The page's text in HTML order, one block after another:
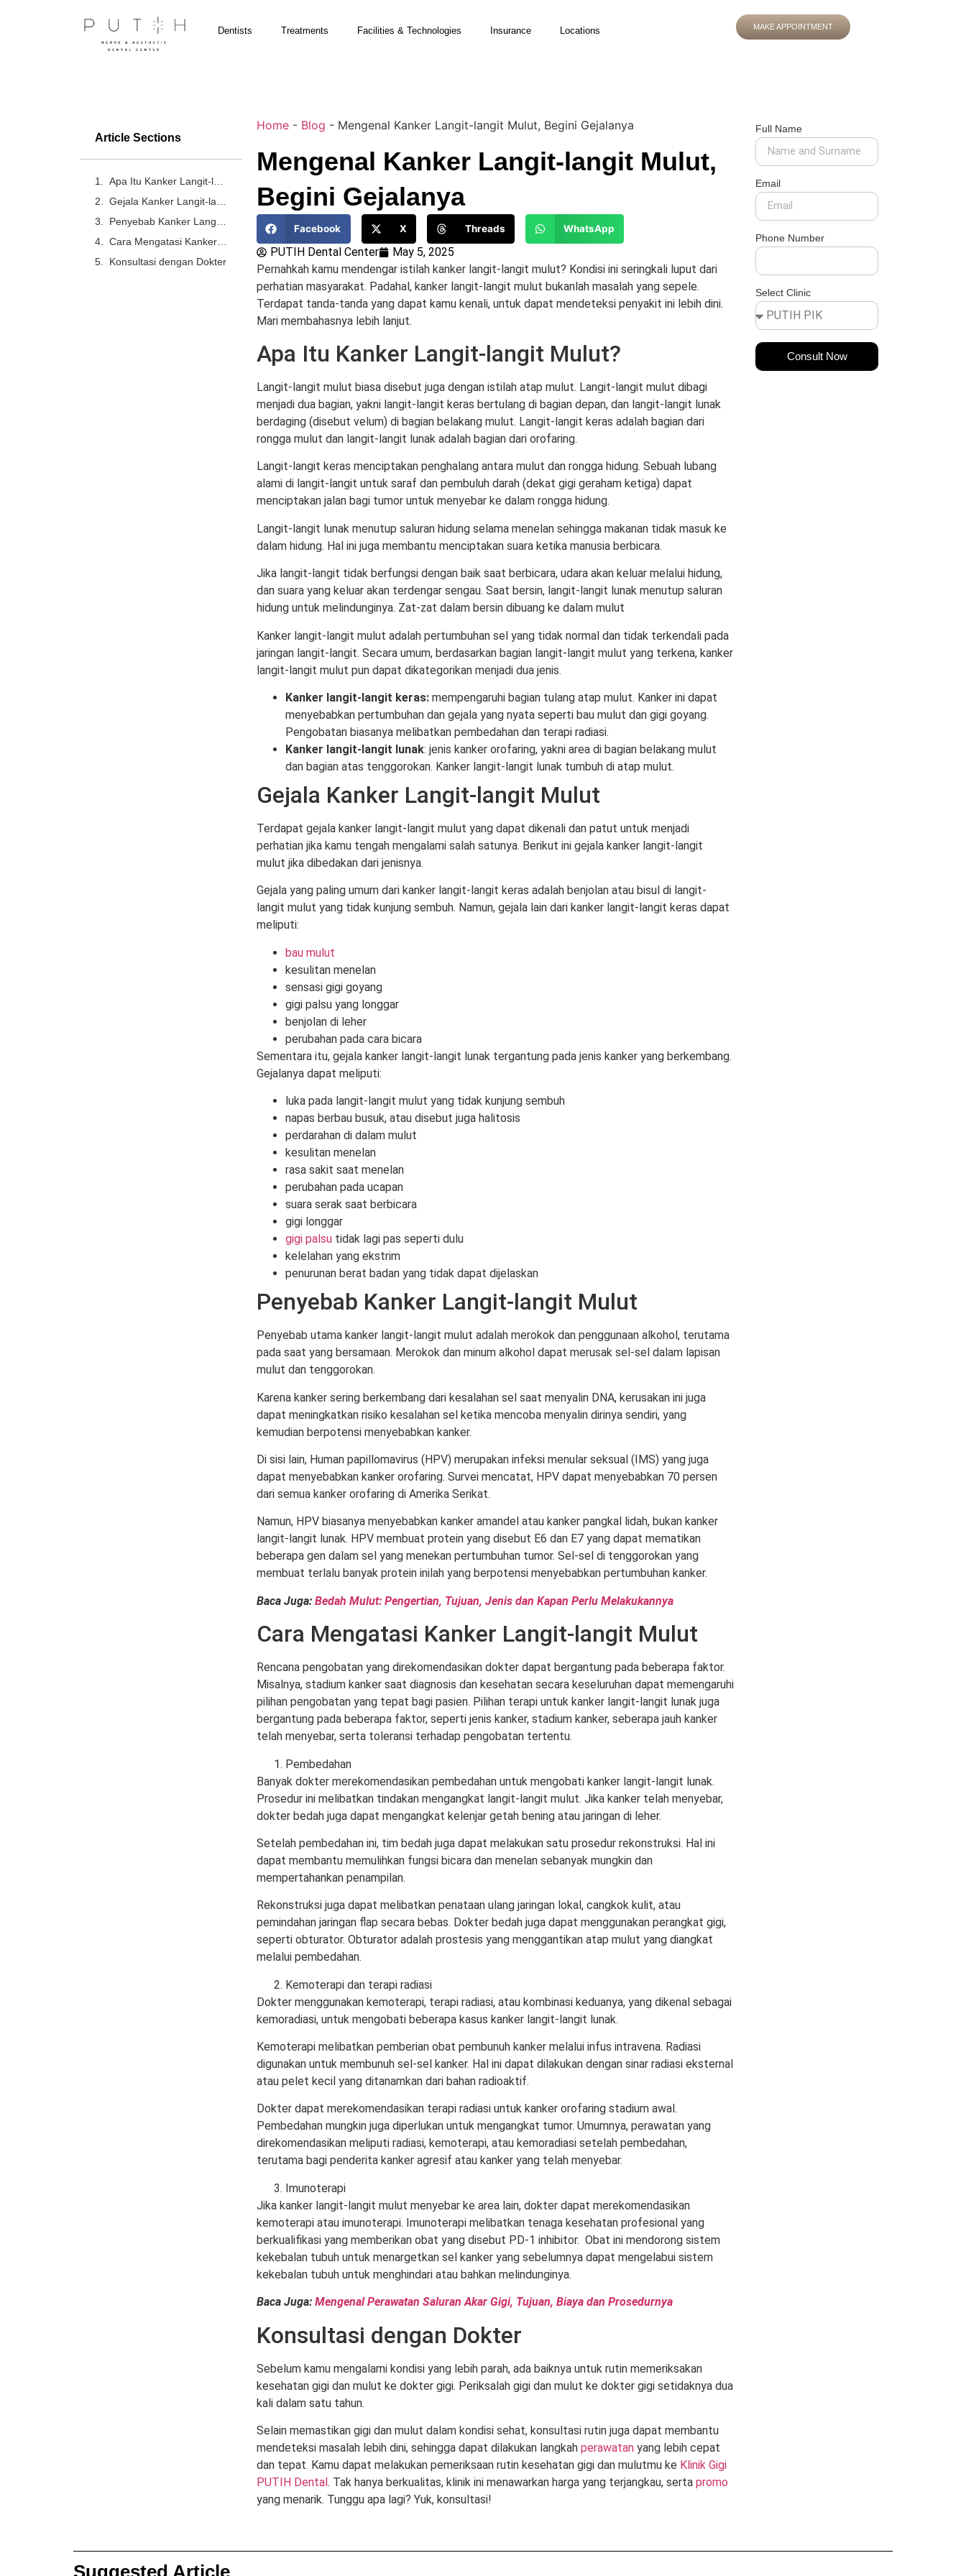
Dentists Treatments Facilities & Technologies Insurance Locations MAKE APPOINTMENT
Article Sections
Konsultasi dengan Dokter
Home- Blog - Mengenal Kanker Langit-langit Mulut, Begini Gejalanya
Mengenal Kanker Langit-langit Mulut,
Begini Gejalanya
Facebook X Threads WhatsApp
PUTIH Dental Center
May 5, 2025
Pernahkah kamu mendengar istilah kanker langit-langit mulut? Kondisi ini seringkali luput dari
perhatian masyarakat. Padahal, kanker langit-langit mulut bukanlah masalah yang sepele.
Terdapat tanda-tanda yang dapat kamu kenali, untuk dapat mendeteksi penyakit ini lebih dini.
Mari membahasnya lebih lanjut.
Apa Itu Kanker Langit-langit Mulut?
Langit-langit mulut biasa disebut juga dengan istilah atap mulut. Langit-langit mulut dibagi
menjadi dua bagian, yakni langit-langit keras bertulang di bagian depan, dan langit-langit lunak
berdaging (disebut velum) di bagian belakang mulut. Langit-langit keras adalah bagian dari
rongga mulut dan langit-langit lunak adalah bagian dari orofaring.
Langit-langit keras menciptakan penghalang antara mulut dan rongga hidung. Sebuah lubang
alami di langit-langit untuk saraf dan pembuluh darah (dekat gigi geraham ketiga) dapat
menciptakan jalan bagi tumor untuk menyebar ke dalam rongga hidung.
Langit-langit lunak menutup saluran hidung selama menelan sehingga makanan tidak masuk ke
dalam hidung. Hal ini juga membantu menciptakan suara ketika manusia berbicara.
Jika langit-langit tidak berfungsi dengan baik saat berbicara, udara akan keluar melalui hidung,
dan suara yang keluar akan terdengar sengau. Saat bersin, langit-langit lunak menutup saluran
hidung untuk melindunginya. Zat-zat dalam bersin dibuang ke dalam mulut
Kanker langit-langit mulut adalah pertumbuhan sel yang tidak normal dan tidak terkendali pada
jaringan langit-langit. Secara umum, berdasarkan bagian langit-langit mulut yang terkena, kanker
langit-langit mulut pun dapat dikategorikan menjadi dua jenis.
Kanker langit-langit keras:mempengaruhi bagian tulang atap mulut. Kanker ini dapat
menyebabkan pertumbuhan dan gejala yang nyata seperti bau mulut dan gigi goyang.
Pengobatan biasanya melibatkan pembedahan dan terapi radiasi.
Kanker langit-langit lunak: jenis kanker orofaring, yakni area di bagian belakang mulut
dan bagian atas tenggorokan. Kanker langit-langit lunak tumbuh di atap mulut.
Gejala Kanker Langit-langit Mulut
Terdapat gejala kanker langit-langit mulut yang dapat dikenali dan patut untuk menjadi
perhatian jika kamu tengah mengalami salah satunya. Berikut ini gejala kanker langit-langit
mulut jika dibedakan dari jenisnya.
Gejala yang paling umum dari kanker langit-langit keras adalah benjolan atau bisul di langit-
langit mulut yang tidak kunjung sembuh. Namun, gejala lain dari kanker langit-langit keras dapat
meliputi:
bau mulut
kesulitan menelan
sensasi gigi goyang
gigi palsu yang longgar
benjolan di leher
perubahan pada cara bicara
Sementara itu, gejala kanker langit-langit lunak tergantung pada jenis kanker yang berkembang.
Gejalanya dapat meliputi:
luka pada langit-langit mulut yang tidak kunjung sembuh
napas berbau busuk, atau disebut juga halitosis
perdarahan di dalam mulut
kesulitan menelan
rasa sakit saat menelan
perubahan pada ucapan
suara serak saat berbicara
gigi longgar
gigi palsutidak lagi pas seperti dulu
kelelahan yang ekstrim
penurunan berat badan yang tidak dapat dijelaskan
Penyebab Kanker Langit-langit Mulut
Penyebab utama kanker langit-langit mulut adalah merokok dan penggunaan alkohol, terutama
pada saat yang bersamaan. Merokok dan minum alkohol dapat merusak sel-sel dalam lapisan
mulut dan tenggorokan.
Karena kanker sering berkembang dari kesalahan sel saat menyalin DNA, kerusakan ini juga
dapat meningkatkan risiko kesalahan sel ketika mencoba menyalin dirinya sendiri, yang
kemudian berpotensi menyebabkan kanker.
Di sisi lain, Human papillomavirus (HPV) merupakan infeksi menular seksual (IMS) yang juga
dapat menyebabkan kanker orofaring. Survei mencatat, HPV dapat menyebabkan 70 persen
dari semua kanker orofaring di Amerika Serikat.
Namun, HPV biasanya menyebabkan kanker amandel atau kanker pangkal lidah, bukan kanker
langit-langit lunak. HPV membuat protein yang disebut E6 dan E7 yang dapat mematikan
beberapa gen dalam sel yang menekan pertumbuhan tumor. Sel-sel di tenggorokan yang
membuat terlalu banyak protein inilah yang berpotensi menyebabkan pertumbuhan kanker.
Baca Juga: Bedah Mulut: Pengertian, Tujuan, Jenis dan Kapan Perlu Melakukannya
Cara Mengatasi Kanker Langit-langit Mulut
Rencana pengobatan yang direkomendasikan dokter dapat bergantung pada beberapa faktor.
Misalnya, stadium kanker saat diagnosis dan kesehatan secara keseluruhan dapat memengaruhi
pilihan pengobatan yang tepat bagi pasien. Pilihan terapi untuk kanker langit-langit lunak juga
bergantung pada beberapa faktor, seperti jenis kanker, stadium kanker, seberapa jauh kanker
telah menyebar, serta toleransi terhadap pengobatan tertentu.
Pembedahan
Banyak dokter merekomendasikan pembedahan untuk mengobati kanker langit-langit lunak.
Prosedur ini melibatkan tindakan mengangkat langit-langit mulut. Jika kanker telah menyebar,
dokter bedah juga dapat mengangkat kelenjar getah bening atau jaringan di leher.
Setelah pembedahan ini, tim bedah juga dapat melakukan satu prosedur rekonstruksi. Hal ini
dapat membantu memulihkan fungsi bicara dan menelan sebanyak mungkin dan
mempertahankan penampilan.
Rekonstruksi juga dapat melibatkan penataan ulang jaringan lokal, cangkok kulit, atau
pemindahan jaringan flap secara bebas. Dokter bedah juga dapat menggunakan perangkat gigi,
seperti obturator. Obturator adalah prostesis yang menggantikan atap mulut yang diangkat
melalui pembedahan.
Kemoterapi dan terapi radiasi
Dokter menggunakan kemoterapi, terapi radiasi, atau kombinasi keduanya, yang dikenal sebagai
kemoradiasi, untuk mengobati beberapa kasus kanker langit-langit lunak.
Kemoterapi melibatkan pemberian obat pembunuh kanker melalui infus intravena. Radiasi
digunakan untuk membunuh sel-sel kanker. Hal ini dapat dilakukan dengan sinar radiasi eksternal
atau pelet kecil yang ditanamkan dari bahan radioaktif.
Dokter dapat merekomendasikan terapi radiasi untuk kanker orofaring stadium awal.
Pembedahan mungkin juga diperlukan untuk mengangkat tumor. Umumnya, perawatan yang
direkomendasikan meliputi radiasi, kemoterapi, atau kemoradiasi setelah pembedahan,
terutama bagi penderita kanker agresif atau kanker yang telah menyebar.
Imunoterapi
Jika kanker langit-langit mulut menyebar ke area lain, dokter dapat merekomendasikan
kemoterapi atau imunoterapi. Imunoterapi melibatkan tenaga kesehatan profesional yang
berkualifikasi yang memberikan obat yang disebut PD-1 inhibitor. Obat ini mendorong sistem
kekebalan tubuh untuk menargetkan sel kanker yang sebelumnya dapat mengelabui sistem
kekebalan tubuh untuk menghindari atau bahkan melindunginya.
Baca Juga: Mengenal Perawatan Saluran Akar Gigi, Tujuan, Biaya dan Prosedurnya
Konsultasi dengan Dokter
Sebelum kamu mengalami kondisi yang lebih parah, ada baiknya untuk rutin memeriksakan
kesehatan gigi dan mulut ke dokter gigi. Periksalah gigi dan mulut ke dokter gigi setidaknya dua
kali dalam satu tahun.
Selain memastikan gigi dan mulut dalam kondisi sehat, konsultasi rutin juga dapat membantu
mendeteksi masalah lebih dini, sehingga dapat dilakukan langkah perawatanyang lebih cepat
dan tepat. Kamu dapat melakukan pemeriksaan rutin kesehatan gigi dan mulutmu ke Klinik Gigi
PUTIH Dental. Tak hanya berkualitas, klinik ini menawarkan harga yang terjangkau, serta promo
yang menarik. Tunggu apa lagi? Yuk, konsultasi!
Full Name
Email
Phone Number
Select Clinic
Consult Now